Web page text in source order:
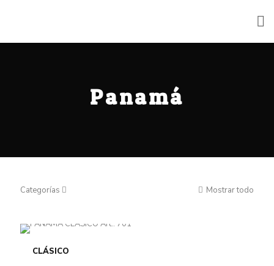
Panamá
Categorías Mostrar todo
CLÁSICO